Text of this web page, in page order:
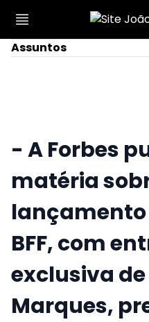
- A Forbes
matéria
lançamento
BFF, com
exclusiva
Marques,
Assuntos